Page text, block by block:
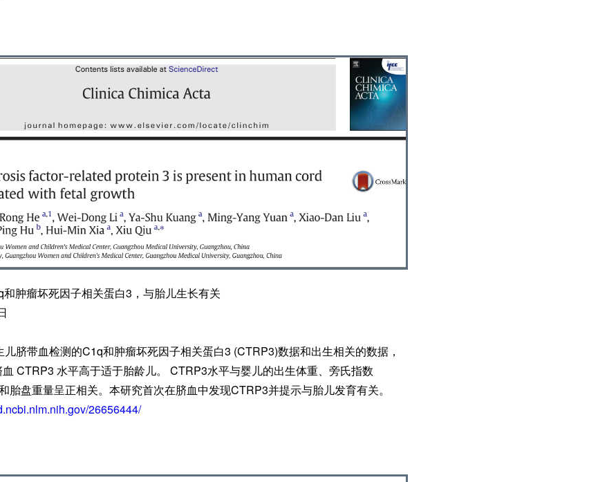
和肿瘤坏死因子相关蛋白3，与胎儿生长有关
脐带血检测的C1q和肿瘤坏死因子相关蛋白3 (CTRP3)数据和出生相关的数据，
CTRP3 水平高于适于胎龄儿。 CTRP3水平与婴儿的出生体重、旁氏指数
胎盘重量呈正相关。本研究首次在脐血中发现CTRP3并提示与胎儿发育有关。
26656444/